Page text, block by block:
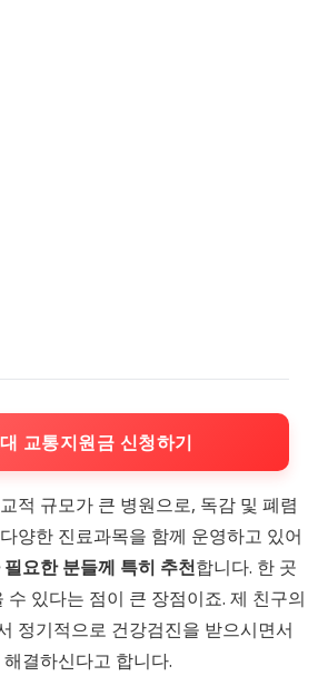
교통지원금 신청하기
적 규모가 큰 병원으로, 독감 및 폐렴
양한 진료과목을 함께 운영하고 있어
요한 분들께 특히 추천합니다. 한 곳
수 있다는 점이 큰 장점이죠. 제 친구의
정기적으로 건강검진을 받으시면서
결하신다고 합니다.